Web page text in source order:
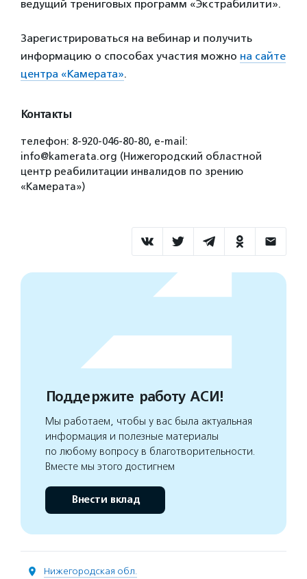
ведущий трениговых программ «Экстрабилити».
Зарегистрироваться на вебинар и получить
информацию о способах участия можно на сайте
центра «Камерата».
Контакты
телефон: 8-920-046-80-80, e-mail:
info@kamerata.org (Нижегородский областной
центр реабилитации инвалидов по зрению
«Камерата»)
Поддержите работу АСИ!
Мы работаем, чтобы у вас была актуальная
информация и полезные материалы
по любому вопросу в благотворительности.
Вместе мы этого достигнем
Внести вклад
Нижегородская обл.